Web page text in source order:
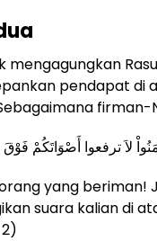
mengagungkan
pendapat di
firman-
آمَنُواْ لاَ ترفعوا أَصْوَاتَكُمْ
yang beriman!
suara kalian di